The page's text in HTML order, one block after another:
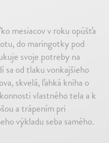
mesiacov v roku opúšťa
do maringotky pod
svoje potreby na
sa od tlaku vonkajšieho
skvelá, ľahká kniha o
vlastného tela a k
a trápením pri
výkladu seba samého.